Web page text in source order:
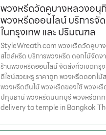
พวงหรีดวัดคูบางหลวงอนุ
พวงหรีดออนไลน์ บริการจั
ในกรุงเทพ และ ปริมณฑล
StyleWreath.com พวงหรีดวัดคูบา
สไตล์หรีด บริการพวงหรีด ดอกไม้จัด
ร้านพวงหรีดออนไลน์ จัดส่งทั่วเขตกรุ
ดีไซน์สวยหรู ราคาถูก พวงหรีดดอกไ
พวงหรีดต้นไม้ พวงหรีดของใช้ พวงหรี
ปทุมธานี พวงหรีดนนทบุรี พวงหรีดก
delivery to temple in Bangkok